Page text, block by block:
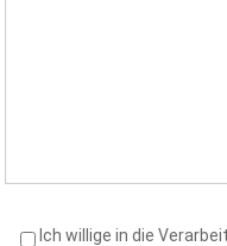
Ich willige in die